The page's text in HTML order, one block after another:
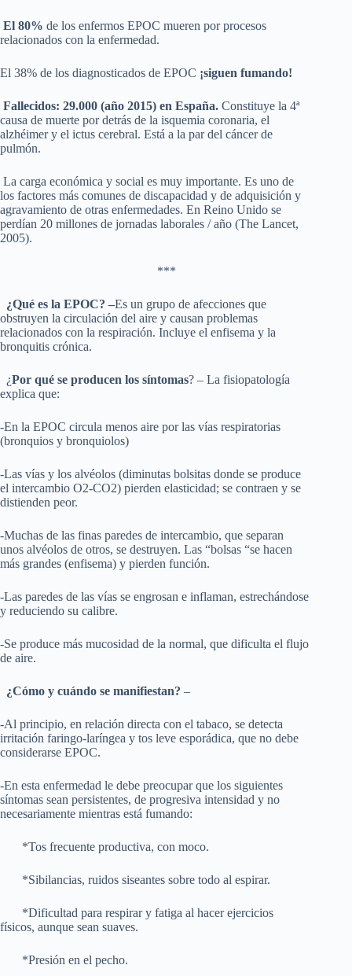
El 80% de los enfermos EPOC mueren por procesos
relacionados con la enfermedad.
El 38% de los diagnosticados de EPOC ¡siguen fumando!
Fallecidos: 29.000 (año 2015) en España. Constituye la 4ª
causa de muerte por detrás de la isquemia coronaria, el
alzhéimer y el ictus cerebral. Está a la par del cáncer de
pulmón.
La carga económica y social es muy importante. Es uno de
los factores más comunes de discapacidad y de adquisición y
agravamiento de otras enfermedades. En Reino Unido se
perdían 20 millones de jornadas laborales / año (The Lancet,
2005).
***
¿Qué es la EPOC? –Es un grupo de afecciones que
obstruyen la circulación del aire y causan problemas
relacionados con la respiración. Incluye el enfisema y la
bronquitis crónica.
¿Por qué se producen los síntomas? – La fisiopatología
explica que:
-En la EPOC circula menos aire por las vías respiratorias
(bronquios y bronquiolos)
-Las vías y los alvéolos (diminutas bolsitas donde se produce
el intercambio O2-CO2) pierden elasticidad; se contraen y se
distienden peor.
-Muchas de las finas paredes de intercambio, que separan
unos alvéolos de otros, se destruyen. Las “bolsas “se hacen
más grandes (enfisema) y pierden función.
-Las paredes de las vías se engrosan e inflaman, estrechándose
y reduciendo su calibre.
-Se produce más mucosidad de la normal, que dificulta el flujo
de aire.
¿Cómo y cuándo se manifiestan? –
-Al principio, en relación directa con el tabaco, se detecta
irritación faringo-laríngea y tos leve esporádica, que no debe
considerarse EPOC.
-En esta enfermedad le debe preocupar que los siguientes
síntomas sean persistentes, de progresiva intensidad y no
necesariamente mientras está fumando:
*Tos frecuente productiva, con moco.
*Sibilancias, ruidos siseantes sobre todo al espirar.
*Dificultad para respirar y fatiga al hacer ejercicios
físicos, aunque sean suaves.
*Presión en el pecho.